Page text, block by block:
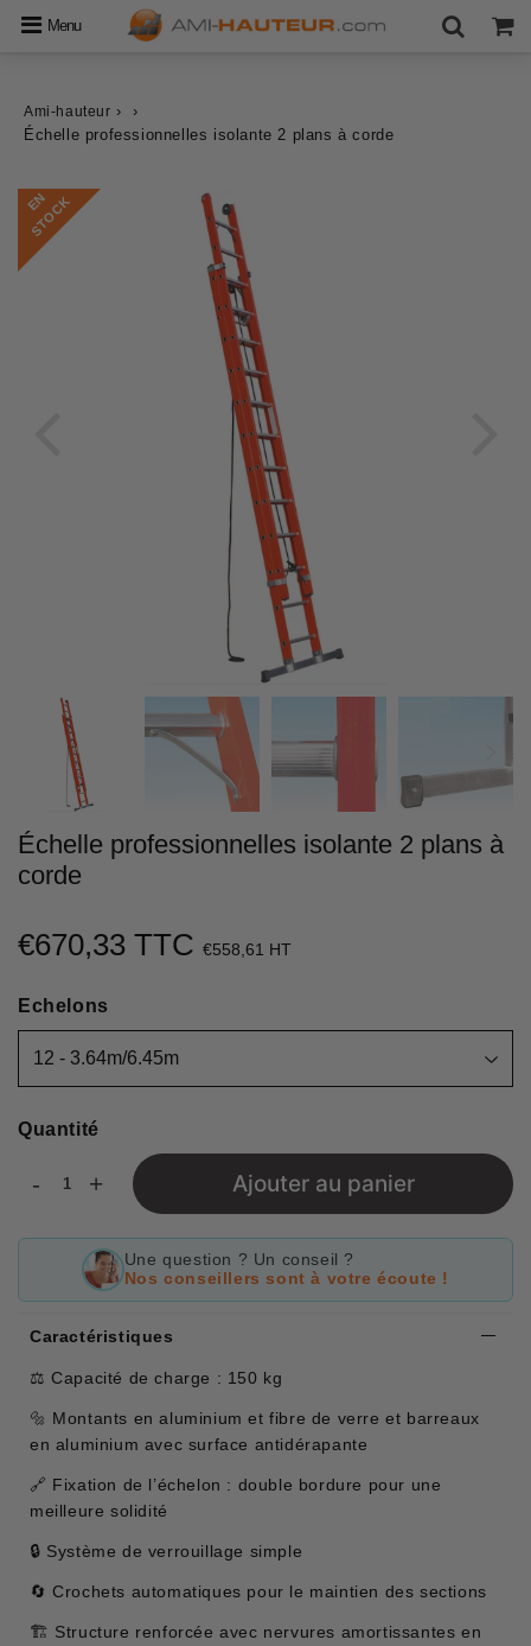
Menu
Ami-hauteur ›
›
Échelle professionnelles isolante 2 plans à corde
E
N
S
T
O
C
K
Échelle professionnelles isolante 2 plans à
corde
€670,33 TTC €558,61 HT
price
Echelons
Quantité
- + Ajouter au panier
Une question ? Un conseil ?
Nos conseillers sont à votre écoute !
Caractéristiques
⚖️ Capacité de charge : 150 kg
🔩 Montants en aluminium et fibre de verre et barreaux
en aluminium avec surface antidérapante
🔗 Fixation de l’échelon : double bordure pour une
meilleure solidité
🔒 Système de verrouillage simple
🔄 Crochets automatiques pour le maintien des sections
🏗️ Structure renforcée avec nervures amortissantes en